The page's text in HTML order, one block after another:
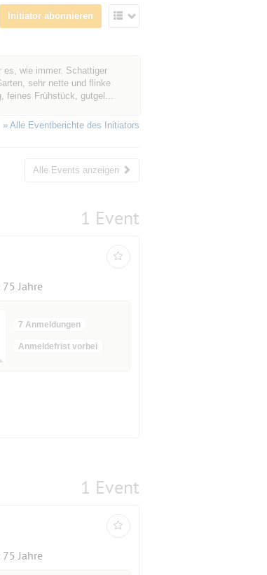
Initiator abonnieren
es, wie immer. Schattiger
sehr nette und flinke
feines Frühstück, gutgel...
» Alle Eventberichte des Initiators
Alle Events anzeigen
1 Event
Jahre
7 Anmeldungen
Anmeldefrist vorbei
1 Event
Jahre